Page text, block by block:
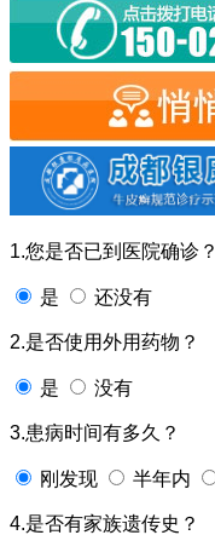
1.您是否已到医院确诊？
是 还没有
2.是否使用外用药物？
是 没有
3.患病时间有多久？
刚发现 半年内
4.是否有家族遗传史？